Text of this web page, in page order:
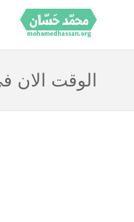
الوقت الان